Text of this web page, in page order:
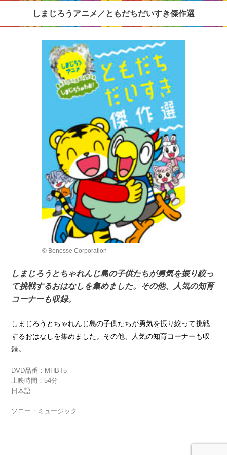
しまじろうアニメ／ともだちだいすき傑作選
© Benesse Corporation
しまじろうとちゃれんじ島の子供たちが勇気を振り絞っ
て挑戦するおはなしを集めました。その他、人気の知育
コーナーも収録。
しまじろうとちゃれんじ島の子供たちが勇気を振り絞って挑戦
するおはなしを集めました。その他、人気の知育コーナーも収
録。
DVD品番：MHBT5
上映時間：54分
日本語
ソニー・ミュージック